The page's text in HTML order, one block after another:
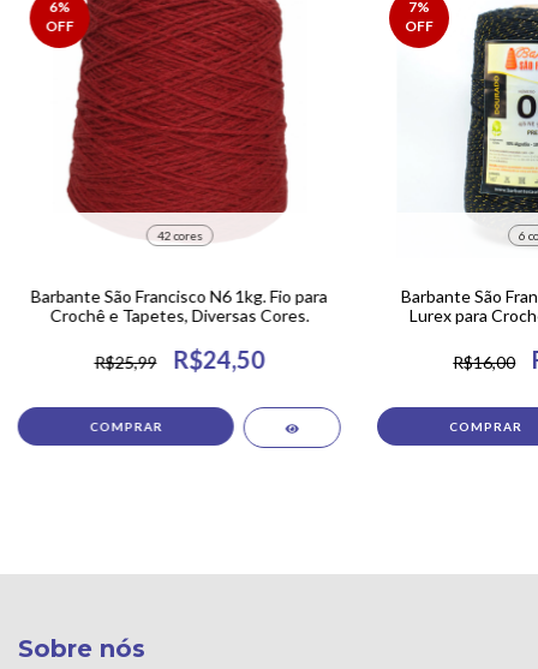
6%
OFF
42 cores
Barbante São Francisco N6 1kg. Fio para
Crochê e Tapetes, Diversas Cores.
R$25,99 R$24,50
COMPRAR
7%
OFF
6
Barbante São
Lurex para
R$16,00
COMPRAR
Sobre nós